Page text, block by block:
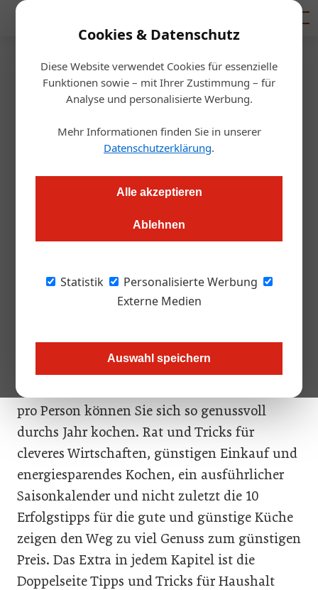
Cookies & Datenschutz
Diese Website verwendet Cookies für essenzielle
Funktionen sowie – mit Ihrer Zustimmung – für
Analyse und personalisierte Werbung.
Mehr Informationen finden Sie in unserer
Datenschutzerklärung.
Alle akzeptieren
Ablehnen
Statistik
Personalisierte Werbung
Externe Medien
Auswahl speichern
Startseite/Allgemein
Einfach gut, super günstig
Redaktion.OEGZ 26.03.2009, 16:10 Uhr
Lecker essen für wenig Geld trotz steigender
ein neues Bewusstsein für kostengünstiges Einkaufen und
Qualität geweckt hat. Denn gut und günstig schließt sich
Das Geheimnis: regionale Produkte der
ausgesprochen günstig. Die Autorin hat hier
über 100 einfache, schnelle Rezepte
zusammengestellt. Für 1 bis maximal 2 Euro
pro Person können Sie sich so genussvoll
durchs Jahr kochen. Rat und Tricks für
cleveres Wirtschaften, günstigen Einkauf und
energiesparendes Kochen, ein ausführlicher
Saisonkalender und nicht zuletzt die 10
Erfolgstipps für die gute und günstige Küche
zeigen den Weg zu viel Genuss zum günstigen
Preis. Das Extra in jedem Kapitel ist die
Doppelseite Tipps und Tricks für Haushalt